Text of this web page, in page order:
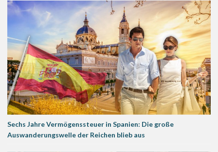
Sechs Jahre Vermögenssteuer in Spanien: Die große
Auswanderungswelle der Reichen blieb aus